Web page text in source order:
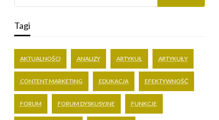
Tagi
AKTUALNOŚCI ANALIZY ARTYKUŁ ARTYKUŁY
CONTENT MARKETING EDUKACJA EFEKTYWNOŚĆ
FORUM FORUM DYSKUSYJNE FUNKCJE